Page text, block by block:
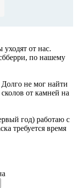
от нас.
по нашему
не мог найти
от камней на
год) работаю с
требуется время